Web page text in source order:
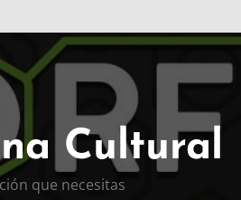
Cultural
que necesitas